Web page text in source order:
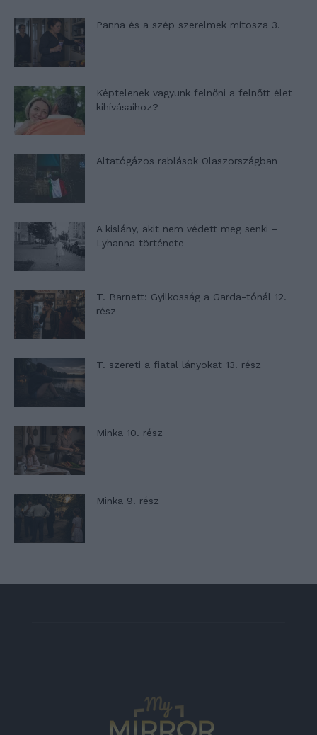
Panna és a szép szerelmek mítosza 3.
Képtelenek vagyunk felnőni a felnőtt élet
kihívásaihoz?
Altatógázos rablások Olaszországban
A kislány, akit nem védett meg senki –
Lyhanna története
T. Barnett: Gyilkosság a Garda-tónál 12.
rész
T. szereti a fiatal lányokat 13. rész
Minka 10. rész
Minka 9. rész